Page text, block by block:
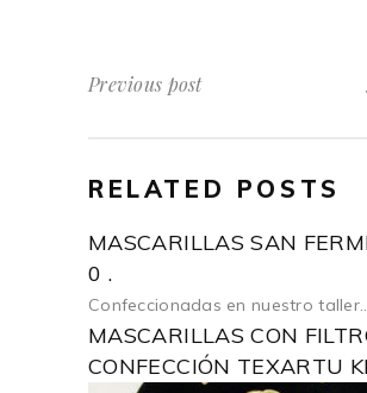
Previous post
RELATED POSTS
MASCARILLAS SAN
0 .
Confeccionadas en nuestro
MASCARILLAS CON
CONFECCIÓN TEXARTU